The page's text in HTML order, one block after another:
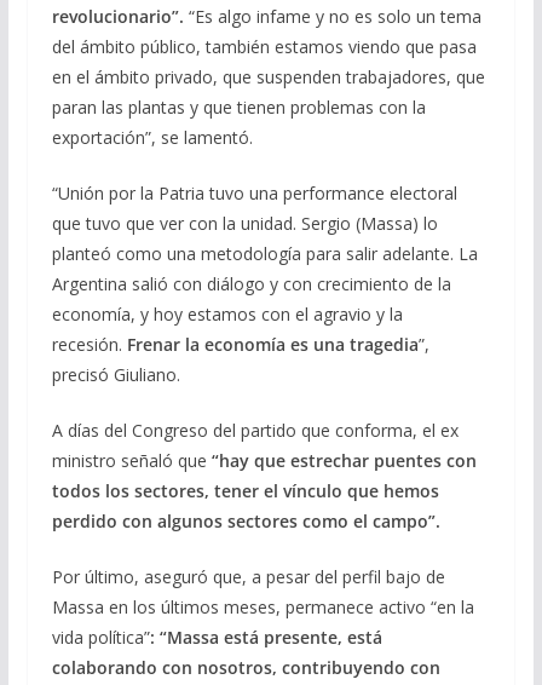
revolucionario”. “Es algo infame y no es solo un tema
del ámbito público, también estamos viendo que pasa
en el ámbito privado, que suspenden trabajadores, que
paran las plantas y que tienen problemas con la
exportación”, se lamentó.
“Unión por la Patria tuvo una performance electoral
que tuvo que ver con la unidad. Sergio (Massa) lo
planteó como una metodología para salir adelante. La
Argentina salió con diálogo y con crecimiento de la
economía, y hoy estamos con el agravio y la
recesión. Frenar la economía es una tragedia”,
precisó Giuliano.
A días del Congreso del partido que conforma, el ex
ministro señaló que “hay que estrechar puentes con
todos los sectores, tener el vínculo que hemos
perdido con algunos sectores como el campo”.
Por último, aseguró que, a pesar del perfil bajo de
Massa en los últimos meses, permanece activo “en la
vida política”: “Massa está presente, está
colaborando con nosotros, contribuyendo con